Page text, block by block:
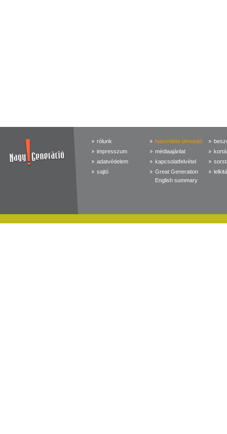
rólunk
impresszum
adatvédelem
sajtó
használati útmutató
médiaajánlat
kapcsolatfelvétel
Great Generation
English summary